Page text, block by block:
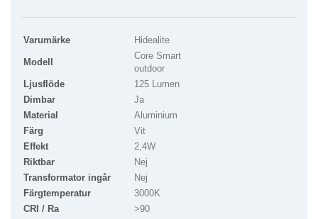
Varumärke Hidealite
Modell
Core Smart
outdoor
Ljusflöde
125 Lumen
Dimbar
Ja
Material
Aluminium
Färg
Vit
Effekt
2,4W
Riktbar
Nej
Transformator ingår
Nej
Färgtemperatur
3000K
CRI / Ra
>90